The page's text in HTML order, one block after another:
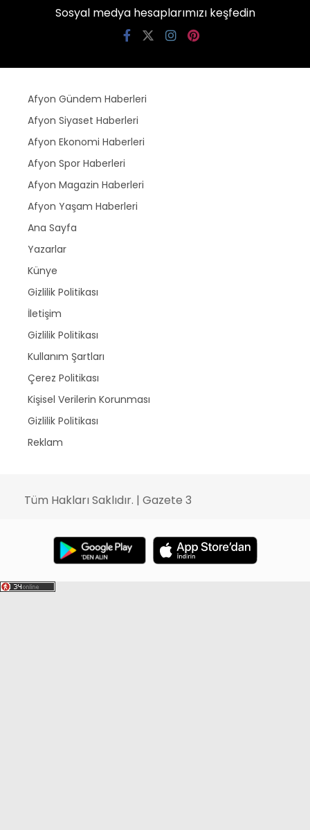
Sosyal medya hesaplarımızı keşfedin
Afyon Gündem Haberleri
Afyon Siyaset Haberleri
Afyon Ekonomi Haberleri
Afyon Spor Haberleri
Afyon Magazin Haberleri
Afyon Yaşam Haberleri
Ana Sayfa
Yazarlar
Künye
Gizlilik Politikası
İletişim
Gizlilik Politikası
Kullanım Şartları
Çerez Politikası
Kişisel Verilerin Korunması
Gizlilik Politikası
Reklam
Tüm Hakları Saklıdır. | Gazete 3